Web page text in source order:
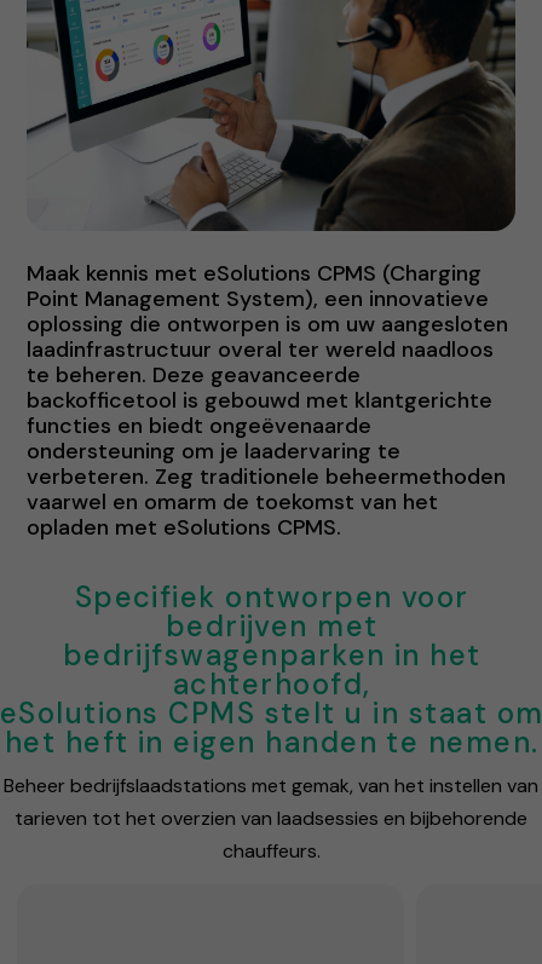
Maak kennis met eSolutions CPMS (Charging
Point Management System), een innovatieve
oplossing die ontworpen is om uw aangesloten
laadinfrastructuur overal ter wereld naadloos
te beheren. Deze geavanceerde
backofficetool is gebouwd met klantgerichte
functies en biedt ongeëvenaarde
ondersteuning om je laadervaring te
verbeteren. Zeg traditionele beheermethoden
vaarwel en omarm de toekomst van het
opladen met eSolutions CPMS.
Specifiek ontworpen voor
bedrijven met
bedrijfswagenparken in het
achterhoofd,
eSolutions CPMS stelt u in staat
het heft in eigen handen te nemen.
Beheer bedrijfslaadstations met gemak, van het instellen van
tarieven tot het overzien van laadsessies en bijbehorende
chauffeurs.